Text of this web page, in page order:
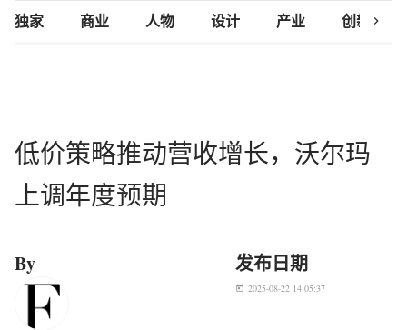
独家 商业 人物 设计 产业 创新研究
chevron_right
低价策略推动营收增长，沃尔玛
上调年度预期
By 发布日期
today 2025-08-22 14:05:37